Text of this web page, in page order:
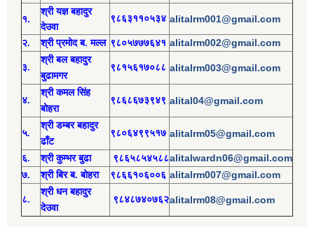
१.
श्री यज्ञ बहादुर
देउवा
९८६३११०५३४ alitalrm001@gmail.com
२. श्रीप्रमोदब. मल्ल ९८०५७७७६४१ alitalrm002@gmail.com
३.
श्रीबल बहादुर
बुढामगर
९८१५६१७०८८ alitalrm003@gmail.com
४.
श्री कमल सिंह
बोहरा
९८६८६७३९४९ alital04@gmail.com
५.
श्री डम्बर बहादुर
ढाँट
९८०६४९९५१७ alitalrm05@gmail.com
६. श्री कुम्भर बुढा ९८६५८५४५८८alitalwardn06@gmail.com
७. श्री बिर ब. बोहरा ९८६६१०६००६ alitalrm007@gmail.com
८.
श्री धन बहादुर
देउवा
९८४८७४०७६२alitalrm08@gmail.com